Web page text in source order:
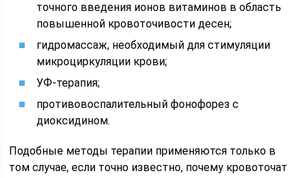
точного введения ионов витаминов в область
повышенной кровоточивости десен;
гидромассаж, необходимый для стимуляции
микроциркуляции крови;
УФ-терапия;
противовоспалительный фонофорез с
диоксидином.
Подобные методы терапии применяются только в
том случае, если точно известно, почему кровоточат